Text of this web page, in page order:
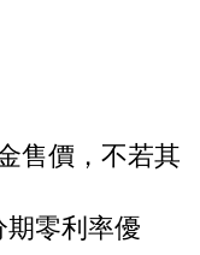
售價，不若其
期零利率優